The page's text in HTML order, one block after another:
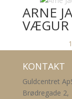
ARNE
KONTAKT
Guldcentret
Brødregade 2,